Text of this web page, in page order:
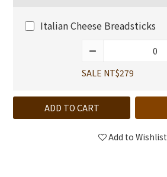
Italian Cheese Breadsticks
SALE NT$279
ADD TO CART
Add to Wishlist